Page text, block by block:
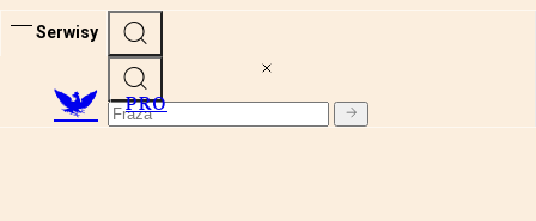
Serwisy
PRO